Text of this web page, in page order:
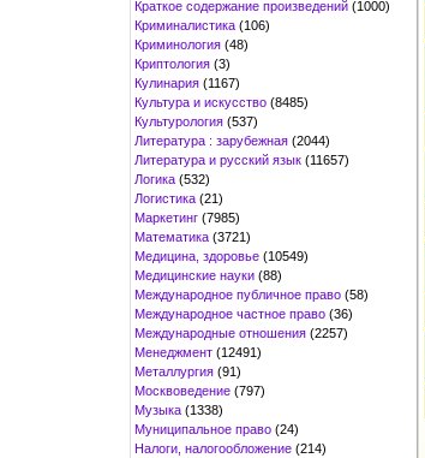
Краткое содержание произведений (1000)
Криминалистика (106)
Криминология (48)
Криптология (3)
Кулинария (1167)
Культура и искусство (8485)
Культурология (537)
Литература : зарубежная (2044)
Литература и русский язык (11657)
Логика (532)
Логистика (21)
Маркетинг (7985)
Математика (3721)
Медицина, здоровье (10549)
Медицинские науки (88)
Международное публичное право (58)
Международное частное право (36)
Международные отношения (2257)
Менеджмент (12491)
Металлургия (91)
Москвоведение (797)
Музыка (1338)
Муниципальное право (24)
Налоги, налогообложение (214)